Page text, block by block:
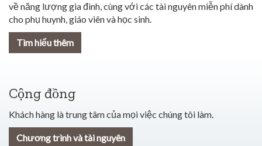
về năng lượng gia đình, cùng với các tài nguyên miễn phí dành
cho phụ huynh, giáo viên và học sinh.
Tìm hiểu thêm
Cộng đồng
Khách hàng là trung tâm của mọi việc chúng tôi làm.
Chương trình và tài nguyên